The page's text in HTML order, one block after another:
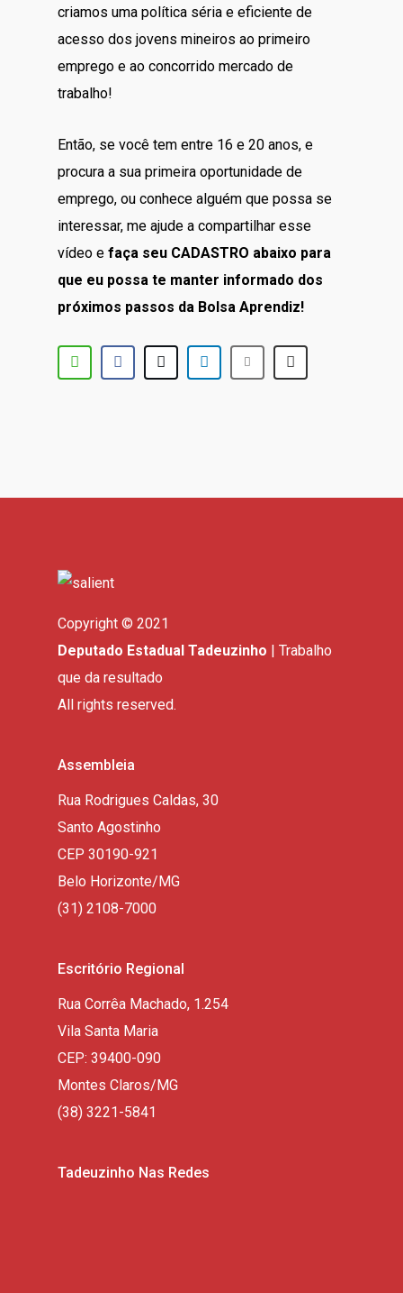
criamos uma política séria e eficiente de
acesso dos jovens mineiros ao primeiro
emprego e ao concorrido mercado de
trabalho!
Então, se você tem entre 16 e 20 anos, e
procura a sua primeira oportunidade de
emprego, ou conhece alguém que possa se
interessar, me ajude a compartilhar esse
vídeo e faça seu CADASTRO abaixo para
que eu possa te manter informado dos
próximos passos da Bolsa Aprendiz!
Copyright © 2021
Deputado Estadual Tadeuzinho | Trabalho
que da resultado
All rights reserved.
Assembleia
Rua Rodrigues Caldas, 30
Santo Agostinho
CEP 30190-921
Belo Horizonte/MG
(31) 2108-7000
Escritório Regional
Rua Corrêa Machado, 1.254
Vila Santa Maria
CEP: 39400-090
Montes Claros/MG
(38) 3221-5841
Tadeuzinho Nas Redes